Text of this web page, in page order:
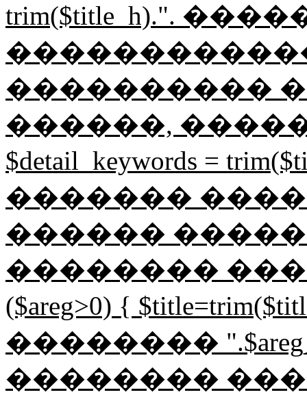
trim($title_h).".
������������
����������
������,
$detail_keywords =
�������
������
��������
($areg>0) {
��������
��������